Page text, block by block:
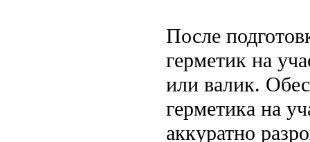
После
герметик на
или валик.
герметика на
аккуратно